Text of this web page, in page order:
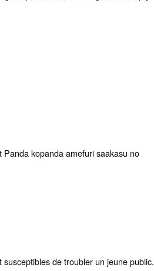
kopanda amefuri saakasu no
de troubler un jeune public.